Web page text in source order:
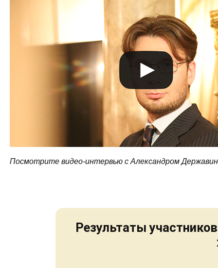
Посмотрите видео-интервью с Александром
Результаты